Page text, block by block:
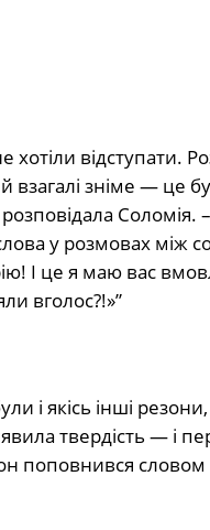
хотіли відступати.
взагалі зніме — це
у розмовах між
І це я маю вас
вголос?!»”
і якісь інші
твердість — і
поповнився словом